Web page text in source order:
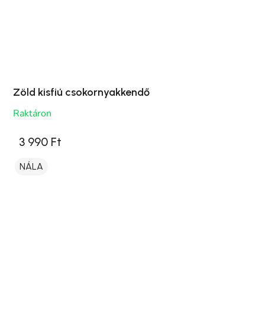
Zöld kisfiú csokornyakkendő
Raktáron
3 990 Ft
NÁLA